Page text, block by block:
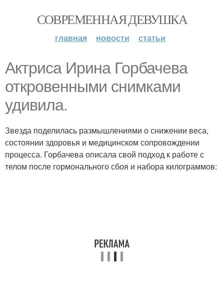
СОВРЕМЕННАЯ ДЕВУШКА
главная новости статьи
Актриса Ирина Горбачева
откровенными снимками
удивила.
Звезда поделилась размышлениями о снижении веса,
состоянии здоровья и медицинском сопровождении
процесса. Горбачева описала свой подход к работе с
телом после гормонального сбоя и набора килограммов: